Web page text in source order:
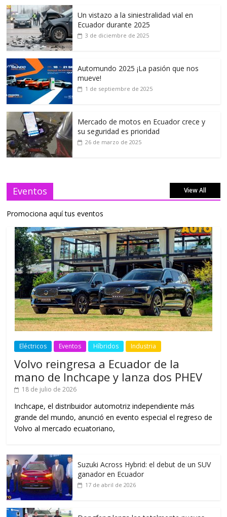
Un vistazo a la siniestralidad vial en
Ecuador durante 2025
3 de diciembre de 2025
Automundo 2025 ¡La pasión que nos
mueve!
1 de septiembre de 2025
Mercado de motos en Ecuador crece y
su seguridad es prioridad
26 de marzo de 2025
Eventos View All
Promociona aquí tus eventos
Eléctricos Eventos Híbridos Industria
Volvo reingresa a Ecuador de la
mano de Inchcape y lanza dos PHEV
18 de julio de 2026
Inchcape, el distribuidor automotriz independiente más
grande del mundo, anunció en evento especial el regreso de
Volvo al mercado ecuatoriano,
Suzuki Across Hybrid: el debut de un SUV
ganador en Ecuador
17 de abril de 2026